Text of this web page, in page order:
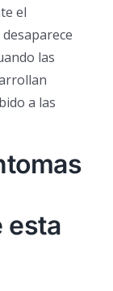
el
las
a las
esta